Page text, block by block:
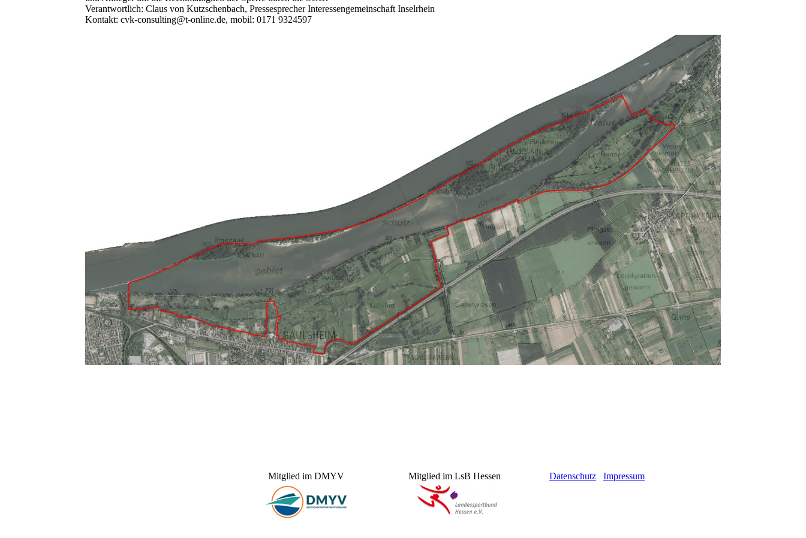
Verantwortlich: Claus von Kutzschenbach, Pressesprecher Interessengemeinschaft Inselrhein
Kontakt: cvk-consulting@t-online.de, mobil: 0171 9324597
Mitglied im DMYV Mitglied im LsB Hessen Datenschutz Impressum